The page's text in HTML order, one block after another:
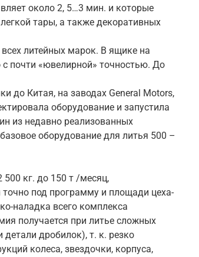
около 2, 5…3 мин. и которые
тары, а также декоративных
литейных марок. В ящике на
с почти «ювелирной» точностью. До
до Китая, на заводах General Motors,
оборудование и запустила
из недавно реализованных
оборудование для литья 500 –
кг. до 150 т /месяц,
под программу и площади цеха-
наладка всего комплекса
получается при литье сложных
дробилок), т. к. резко
колеса, звездочки, корпуса,